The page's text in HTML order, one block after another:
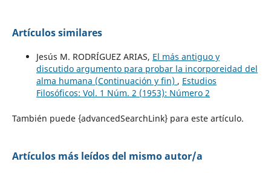
Artículos similares
Jesús M. RODRÍGUEZ ARIAS, El más antiguo y
discutido argumento para probar la incorporeidad del
alma humana (Continuación y fin) , Estudios
Filosóficos: Vol. 1 Núm. 2 (1953): Número 2
También puede {advancedSearchLink} para este artículo.
Artículos más leídos del mismo autor/a